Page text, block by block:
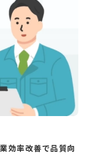
効率改善で品質向